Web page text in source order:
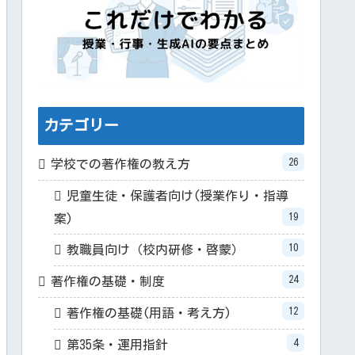
カテゴリー
学校での著作権の教え方 26
児童生徒・保護者向け(授業作り・指導
案)
19
教職員向け（校内研修・啓蒙） 10
著作権の基礎・制度 24
著作権の基礎(用語・考え方) 12
第35条・運用指針 4